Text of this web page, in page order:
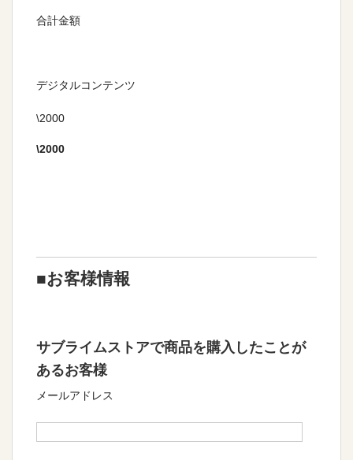
合計金額
デジタルコンテンツ
\2000
\2000
■お客様情報
サブライムストアで商品を購入したことが
あるお客様
メールアドレス